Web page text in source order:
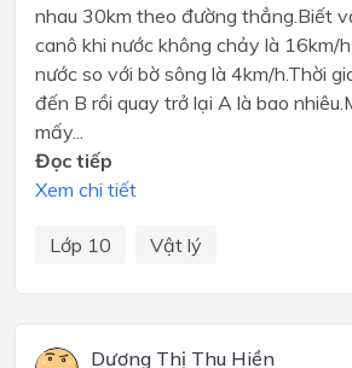
nhau 30km theo đường thẳng.Biết
canô khi nước không chảy là 16km/
nước so với bờ sông là 4km/h.Thời
đến B rồi quay trở lại A là bao
mấy...
Đọc tiếp
Xem chi tiết
Lớp 10 Vật lý
Dương Thị Thu Hiền